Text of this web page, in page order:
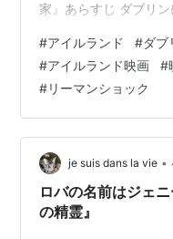
家』あらすじ ダブリ
婦を掛け持ちしてシン
を決意する。しかし、
り、パートの収入で借
か見つからない。国の
は永遠に回ってくるこ
府が提供する自…
#アイルランド #ダブ
#アイルランド映画 #
#リーマンショック
je suis dans la vie •
ロバの名前はジェ
の精霊』